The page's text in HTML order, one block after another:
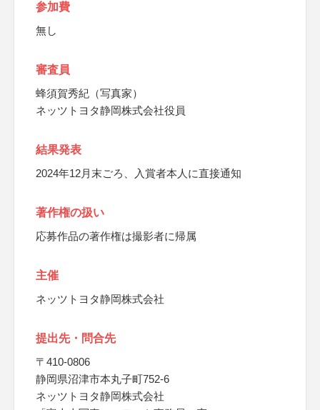
参加費
無し
審査員
蜂須賀秀紀（写真家）
ネッツトヨタ静岡株式会社役員
結果発表
2024年12月末ごろ、入賞者本人に直接通知
著作権の扱い
応募作品の著作権は撮影者に帰属
主催
ネッツトヨタ静岡株式会社
提出先・問合先
〒410-0806
静岡県沼津市本丸子町752-6
ネッツトヨタ静岡株式会社